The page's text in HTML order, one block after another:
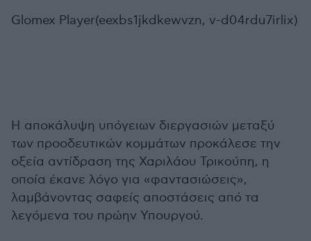
Glomex Player(eexbs1jkdkewvzn, v-d04rdu7irlix)
Η αποκάλυψη υπόγειων διεργασιών μεταξύ
των προοδευτικών κομμάτων προκάλεσε την
οξεία αντίδραση της Χαριλάου Τρικούπη, η
οποία έκανε λόγο για «φαντασιώσεις»,
λαμβάνοντας σαφείς αποστάσεις από τα
λεγόμενα του πρώην Υπουργού.